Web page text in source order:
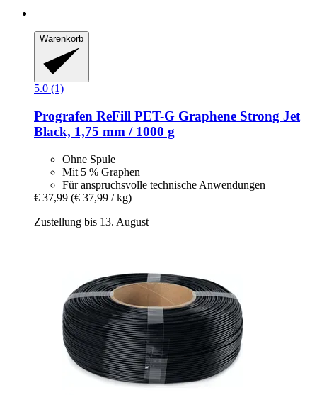
Warenkorb
5.0 (1)
Prografen ReFill PET-​G Graphene Strong Jet
Black, 1,75 mm / 1000 g
Ohne Spule
Mit 5 % Graphen
Für anspruchsvolle technische Anwendungen
€ 37,99 (€ 37,99 / kg)
Zustellung bis 13. August